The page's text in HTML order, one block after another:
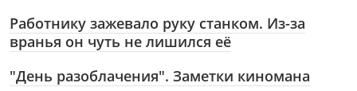
Работнику зажевало руку станком. Из-за
вранья он чуть не лишился её
"День разоблачения". Заметки киномана